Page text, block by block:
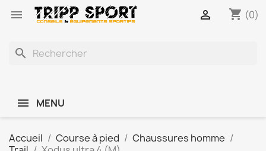
 shopping_cart (0)

search
MENU
Accueil Course à pied
Chaussures homme